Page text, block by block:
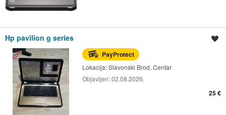
Hp pavilion g series
PayProtect
Lokacija:Slavonski Brod, Centar
Objavljen:02.08.2026.
25 €